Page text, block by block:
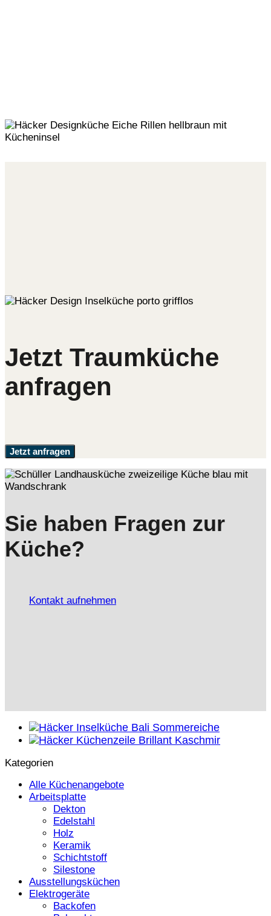
Jetzt Traumküche
anfragen
Jetzt anfragen
Sie haben Fragen zur
Küche?
Kontakt aufnehmen
Kategorien
Alle Küchenangebote
Arbeitsplatte
Dekton
Edelstahl
Holz
Keramik
Schichtstoff
Silestone
Ausstellungsküchen
Elektrogeräte
Backofen